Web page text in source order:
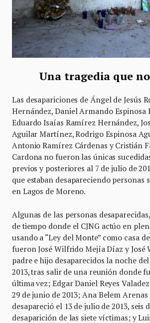
Una tragedia que
Las desapariciones de Ángel de Jesús
Hernández, Daniel Armando Espinosa
Eduardo Isaías Ramírez Hernández,
Aguilar Martínez, Rodrigo Espinosa
Antonio Ramírez Cárdenas y Cristián
Cardona no fueron las únicas
previos y posteriores al 7 de julio de
que estaban desapareciendo personas
en Lagos de Moreno.
Algunas de las personas
de tiempo donde el CJNG actúo en
usando a “Ley del Monte” como casa
fueron José Wilfrido Mejía Díaz y José
padre e hijo desaparecidos la noche
2013, tras salir de una reunión donde
última vez; Edgar Daniel Reyes
29 de junio de 2013; Ana Belem Arenas
desapareció el 13 de julio de 2013, seis
desaparición de las siete víctimas; y